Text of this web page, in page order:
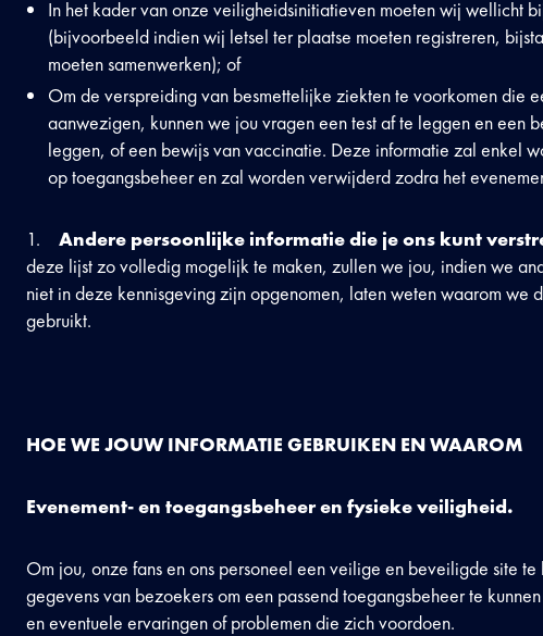
In het kader van onze veiligheidsinitiatieven moeten wij wellicht
(bijvoorbeeld indien wij letsel ter plaatse moeten registreren,
moeten samenwerken); of
Om de verspreiding van besmettelijke ziekten te voorkomen die
aanwezigen, kunnen we jou vragen een test af te leggen en een
leggen, of een bewijs van vaccinatie. Deze informatie zal enkel
op toegangsbeheer en zal worden verwijderd zodra het
Andere persoonlijke informatie die je ons kunt
deze lijst zo volledig mogelijk te maken, zullen we jou, indien we
niet in deze kennisgeving zijn opgenomen, laten weten waarom we
gebruikt.
HOE WE JOUW INFORMATIE GEBRUIKEN EN WAAROM
Evenement- en toegangsbeheer en fysieke veiligheid.
Om jou, onze fans en ons personeel een veilige en beveiligde site
gegevens van bezoekers om een passend toegangsbeheer te
en eventuele ervaringen of problemen die zich voordoen.